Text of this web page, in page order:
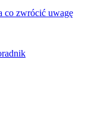
co zwrócić uwagę